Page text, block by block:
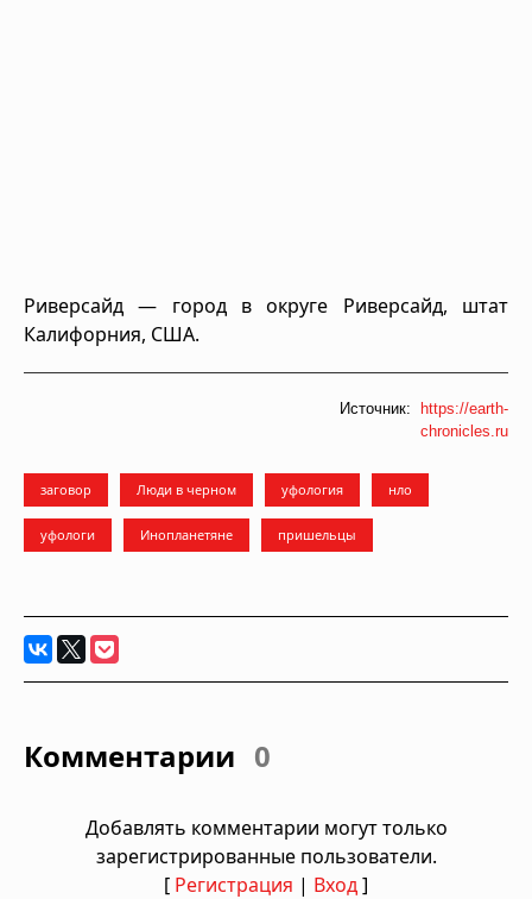
Риверсайд — город в округе Риверсайд, штат
Калифорния, США.
Источник:
https://earth-
chronicles.ru
заговор Люди в черном уфология нло
уфологи Инопланетяне пришельцы
Комментарии 0
Добавлять комментарии могут только
зарегистрированные пользователи.
[ Регистрация | Вход]